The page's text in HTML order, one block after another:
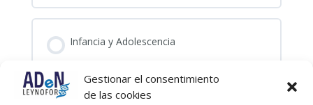
Gestionar el consentimiento
de las cookies
Infancia y Adolescencia
Cardiovascular y Otorrino